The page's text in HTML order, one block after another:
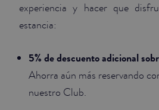
experiencia y hacer que
estancia:
5% de descuento adicional
Ahorra aún más reservando
nuestro Club.